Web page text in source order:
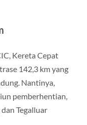
Kereta Cepat
142,3 km yang
Nantinya,
pemberhentian,
Tegalluar